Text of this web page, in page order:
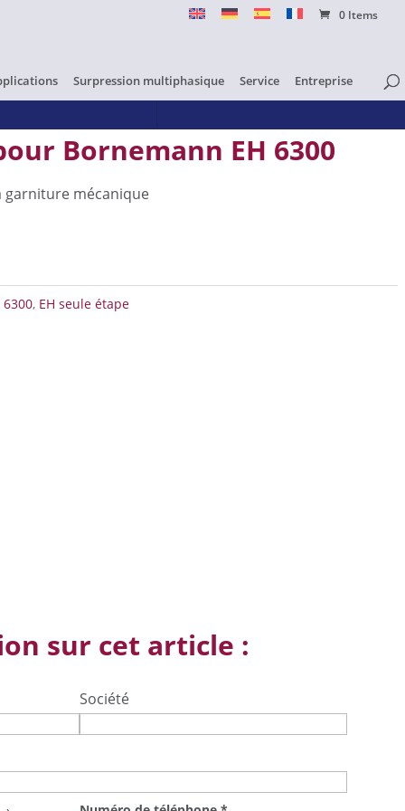
0 Items
Surpression multiphasique Service Entreprise
Bornemann EH 6300
garniture mécanique
6300, EH seule étape
sur cet article :
Société